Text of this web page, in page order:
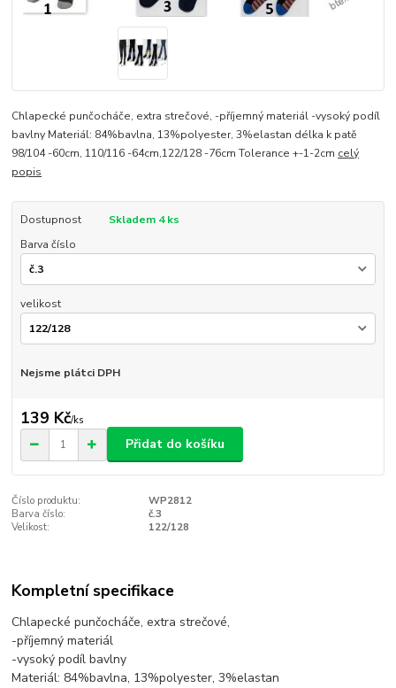
Chlapecké punčocháče, extra strečové, -příjemný materiál -vysoký podíl
bavlny Materiál: 84%bavlna, 13%polyester, 3%elastan délka k patě
98/104 -60cm, 110/116 -64cm,122/128 -76cm Tolerance +-1-2cm celý
popis
Dostupnost
Skladem 4 ks
Barva číslo
velikost
Nejsme plátci DPH
139 Kč/ks
Přidat do košíku
Číslo produktu:
WP2812
Barva číslo:
č.3
Velikost:
122/128
Kompletní specifikace
Chlapecké punčocháče, extra strečové,
-příjemný materiál
-vysoký podíl bavlny
Materiál: 84%bavlna, 13%polyester, 3%elastan